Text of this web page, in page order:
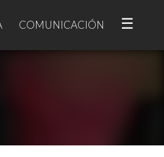
COMUNICACIÓN ☰